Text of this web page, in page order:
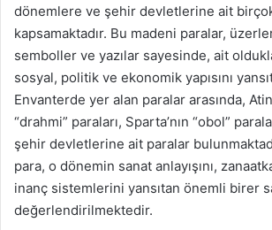
dönemlere ve şehir devletlerine ait
kapsamaktadır. Bu madeni paralar,
semboller ve yazılar sayesinde, ait
sosyal, politik ve ekonomik yapısını
Envanterde yer alan paralar arasında,
“drahmi” paraları, Sparta’nın “obol”
şehir devletlerine ait paralar
para, o dönemin sanat anlayışını,
inanç sistemlerini yansıtan önemli birer
değerlendirilmektedir.